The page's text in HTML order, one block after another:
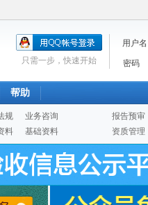
用户名
密码
只需一步，快速开始
帮助
规
业务咨询
料 基础资料
报告预审
资质管理